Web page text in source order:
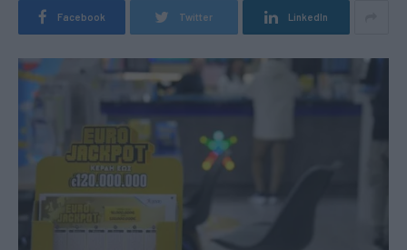
Facebook Twitter LinkedIn